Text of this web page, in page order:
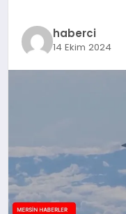
haberci
14 Ekim 2024